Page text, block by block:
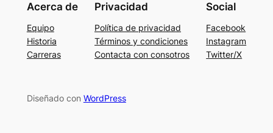
Acerca de
Equipo
Historia
Carreras
Privacidad
Política de privacidad
Términos y condiciones
Contacta con consotros
Social
Facebook
Instagram
Twitter/X
Diseñado con WordPress